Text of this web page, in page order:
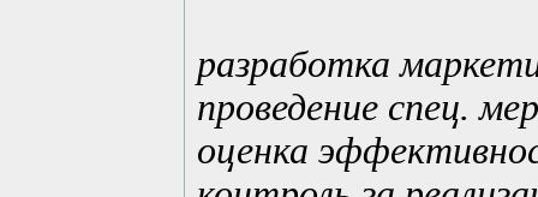
разработка
проведение спец.
оценка